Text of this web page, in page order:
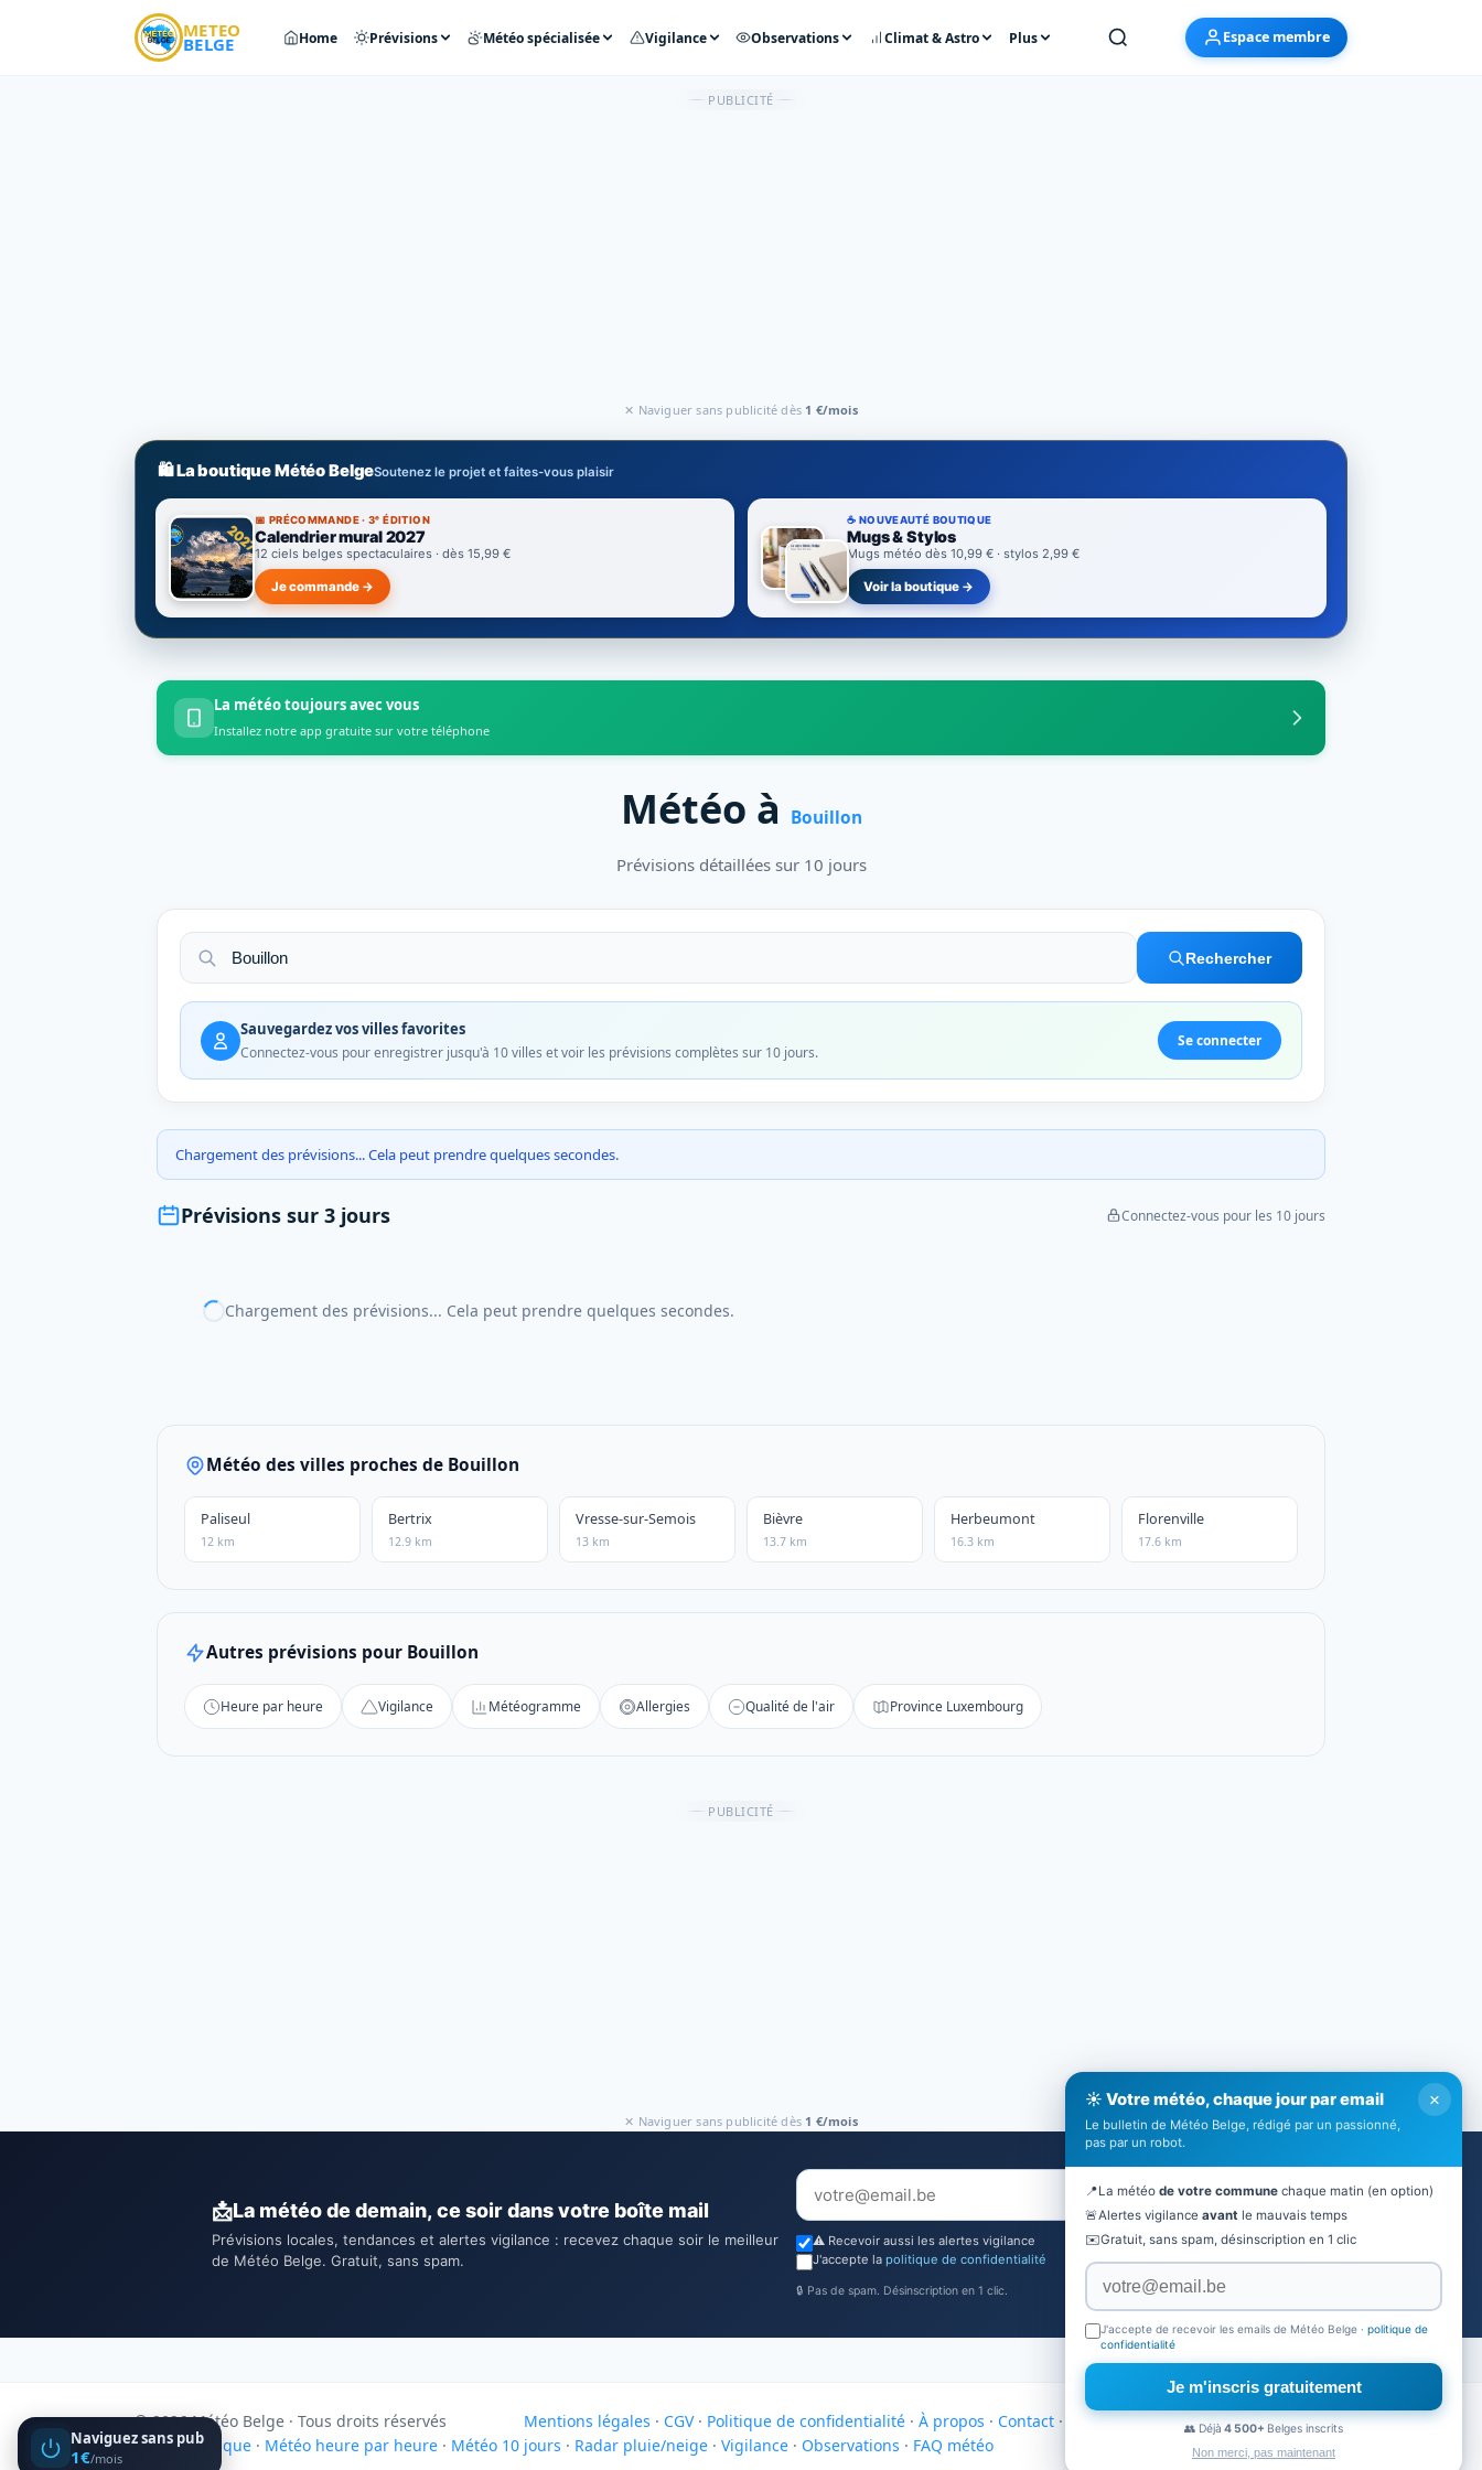
METEO
BELGE Home Prévisions Météo spécialisée Vigilance Observations Climat & Astro Plus Espace membre
PUBLICITÉ
✕ Naviguer sans publicité dès 1 €/mois
🛍️ La boutique Météo BelgeSoutenez le projet et faites-vous plaisir
📅 PRÉCOMMANDE · 3ᵉ ÉDITION
Calendrier mural 2027
12 ciels belges spectaculaires · dès 15,99 €
Je commande →
☕ NOUVEAUTÉ BOUTIQUE
Mugs & Stylos
Mugs météo dès 10,99 € · stylos 2,99 €
Voir la boutique →
La météo toujours avec vous
Installez notre app gratuite sur votre téléphone
Météo à Bouillon
Prévisions détaillées sur 10 jours
Rechercher
Sauvegardez vos villes favorites
Connectez-vous pour enregistrer jusqu'à 10 villes et voir les prévisions complètes sur 10 jours.
Se connecter
Chargement des prévisions... Cela peut prendre quelques secondes.
Prévisions sur 3 jours Connectez-vous pour les 10 jours
Chargement des prévisions... Cela peut prendre quelques secondes.
Météo des villes proches de Bouillon
Paliseul
12 km
Bertrix
12.9 km
Vresse-sur-Semois
13 km
Bièvre
13.7 km
Herbeumont
16.3 km
Florenville
17.6 km
Autres prévisions pour Bouillon
Heure par heure Vigilance Météogramme Allergies Qualité de l'air Province Luxembourg
PUBLICITÉ
✕ Naviguer sans publicité dès 1 €/mois
Naviguez sans pub
1€/mois
📩La météo de demain, ce soir dans votre boîte mail
Prévisions locales, tendances et alertes vigilance : recevez chaque soir le meilleur
de Météo Belge. Gratuit, sans spam.
Je m'inscris
⚠️ Recevoir aussi les alertes vigilance
J'accepte la politique de confidentialité
🔒 Pas de spam. Désinscription en 1 clic.
×
☀️ Votre météo, chaque jour par email
Le bulletin de Météo Belge, rédigé par un passionné,
pas par un robot.
📍La météo de votre commune chaque matin (en option)
🚨Alertes vigilance avant le mauvais temps
✉️Gratuit, sans spam, désinscription en 1 clic
J'accepte de recevoir les emails de Météo Belge · politique de
confidentialité
Je m'inscris gratuitement
👥 Déjà 4 500+ Belges inscrits
Non merci, pas maintenant
© 2026 Météo Belge · Tous droits réservés Mentions légales · CGV· Politique de confidentialité · À propos · Contact · Mon Altitude·Partenaires·Actualités
Météo Belgique · Météo heure par heure · Météo 10 jours · Radar pluie/neige · Vigilance · Observations · FAQ météo Site réalisé par Nexovia